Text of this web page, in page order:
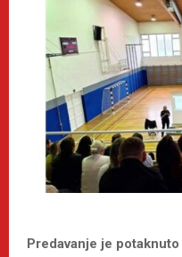
Predavanje je